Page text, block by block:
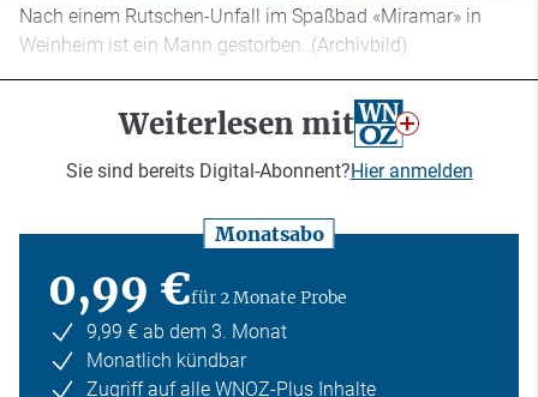
Nach einem Rutschen-Unfall im Spaßbad «Miramar» in
Weinheim ist ein Mann gestorben. (Archivbild)
Weiterlesen mit
Sie sind bereits Digital-Abonnent?Hier anmelden
Monatsabo
0,99 €für 2 Monate Probe
9,99 € ab dem 3. Monat
Monatlich kündbar
Zugriff auf alle WNOZ-Plus Inhalte